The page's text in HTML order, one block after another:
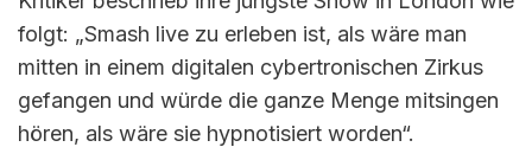
folgt: „Smash live zu erleben ist, als wäre man
mitten in einem digitalen cybertronischen Zirkus
gefangen und würde die ganze Menge mitsingen
hören, als wäre sie hypnotisiert worden“.